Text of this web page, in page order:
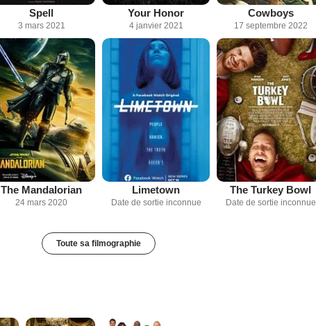
Spell
3 mars 2021
Your Honor
4 janvier 2021
Cowboys
17 septembre 2022
The Mandalorian
24 mars 2020
Limetown
Date de sortie inconnue
The Turkey Bowl
Date de sortie inconnue
Toute sa filmographie